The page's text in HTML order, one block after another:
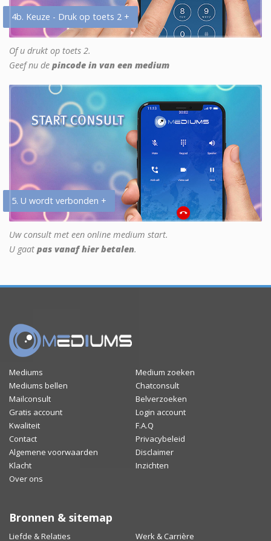
4b. Keuze - Druk op toets 2 +
Of u drukt op toets 2.
Geef nu de pincode in van een medium
5. U wordt verbonden +
Uw consult met een online medium start.
U gaat pas vanaf hier betalen.
Mediums
Medium zoeken
Mediums bellen
Chatconsult
Mailconsult
Belverzoeken
Gratis account
Login account
Kwaliteit
F.A.Q
Contact
Privacybeleid
Algemene voorwaarden
Disclaimer
Klacht
Inzichten
Over ons
Bronnen & sitemap
Liefde & Relaties Werk & Carrière